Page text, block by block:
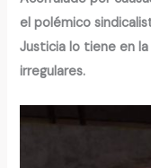
el polémico
Justicia lo tiene en
irregulares.